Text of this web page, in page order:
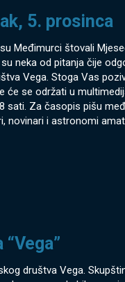
5. prosinca
Međimurci štovali
neka od pitanja čije
Vega. Stoga Vas
će se održati u
sati. Za časopis pišu
novinari i astronomi
društva Vega.